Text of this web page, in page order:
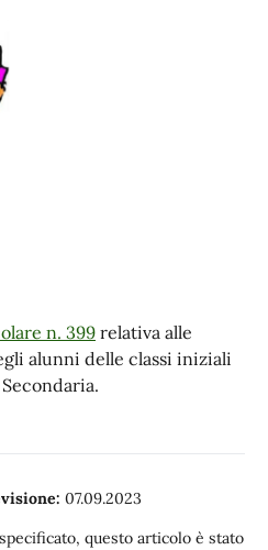
n. 399 relativa alle
alunni delle classi iniziali
07.09.2023
questo articolo è stato